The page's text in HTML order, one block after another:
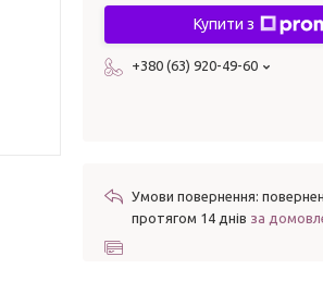
Купити з
+380 (63) 920-49-60
протягом 14 днів за